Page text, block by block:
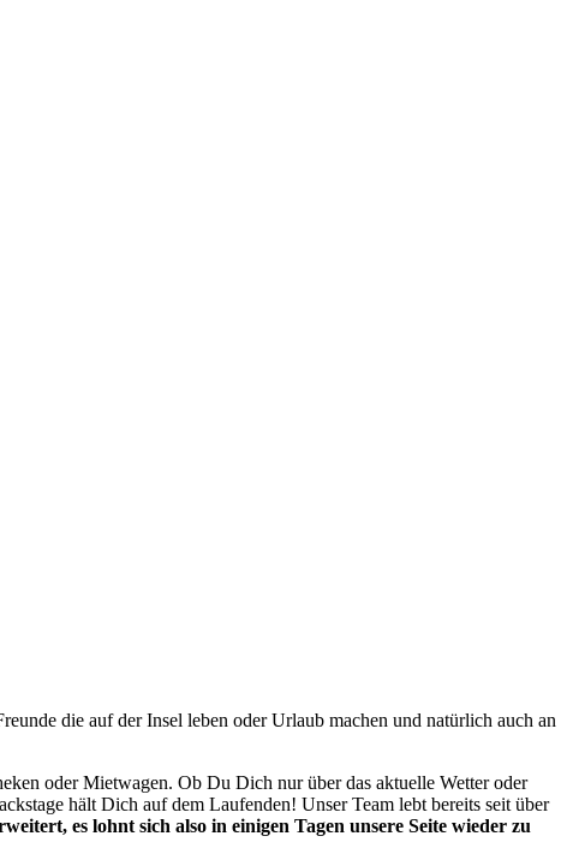
die auf der Insel leben oder Urlaub machen und natürlich auch an
oder Mietwagen. Ob Du Dich nur über das aktuelle Wetter oder
hält Dich auf dem Laufenden! Unser Team lebt bereits seit über
es lohnt sich also in einigen Tagen unsere Seite wieder zu